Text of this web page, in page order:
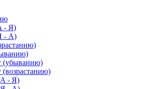
- Я)
- A)
(убыванию)
- Я)